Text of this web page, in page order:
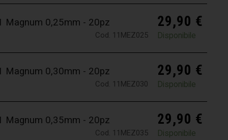
Magnum 0,25mm - 20pz
Cod. 11MEZ025
29,90 €
Disponibile
Magnum 0,30mm - 20pz
Cod. 11MEZ030
29,90 €
Disponibile
Magnum 0,35mm - 20pz
Cod. 11MEZ035
29,90 €
Disponibile